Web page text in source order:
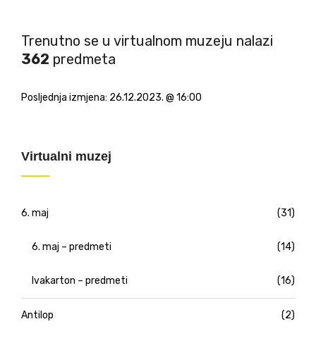
Trenutno se u virtualnom muzeju nalazi
362 predmeta
Posljednja izmjena: 26.12.2023. @ 16:00
Virtualni muzej
6. maj (31)
6. maj – predmeti (14)
Ivakarton – predmeti (16)
Antilop (2)